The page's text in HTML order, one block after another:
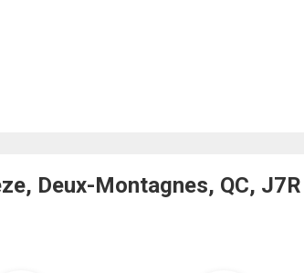
Deux-Montagnes, QC, J7R